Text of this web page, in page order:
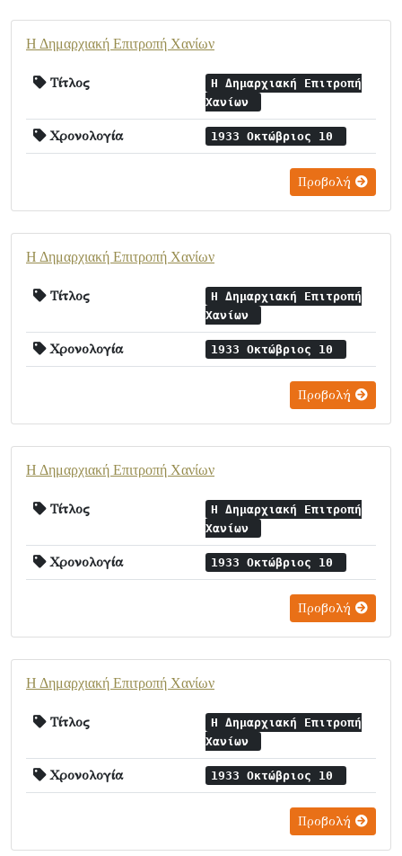
Η Δημαρχιακή Επιτροπή Χανίων
Τίτλος
Η Δημαρχιακή Επιτροπή
Χανίων
Χρονολογία 1933 Οκτώβριος 10
Προβολή
Η Δημαρχιακή Επιτροπή Χανίων
Τίτλος
Η Δημαρχιακή Επιτροπή
Χανίων
Χρονολογία 1933 Οκτώβριος 10
Προβολή
Η Δημαρχιακή Επιτροπή Χανίων
Τίτλος
Η Δημαρχιακή Επιτροπή
Χανίων
Χρονολογία 1933 Οκτώβριος 10
Προβολή
Η Δημαρχιακή Επιτροπή Χανίων
Τίτλος
Η Δημαρχιακή Επιτροπή
Χανίων
Χρονολογία 1933 Οκτώβριος 10
Προβολή